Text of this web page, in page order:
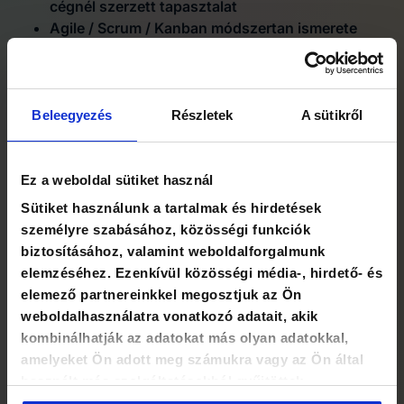
Beleegyezés Részletek A sütikről
Ez a weboldal sütiket használ
Sütiket használunk a tartalmak és hirdetések
személyre szabásához, közösségi funkciók
biztosításához, valamint weboldalforgalmunk
elemzéséhez. Ezenkívül közösségi média-, hirdető- és
elemező partnereinkkel megosztjuk az Ön
weboldalhasználatra vonatkozó adatait, akik
kombinálhatják az adatokat más olyan adatokkal,
amelyeket Ön adott meg számukra vagy az Ön által
cégnél szerzett tapasztalat
Agile / Scrum / Kanban módszertan ismerete
Figma, Notion, ClickUp, Asana vagy hasonló
projektmenedzsment eszközök használata
Technikai háttértudás (API-k, CMS-ek, webes
technológiák alapszintű ismerete)
Mit nyújtunk neked?
Versenyképes munkabért
Céges laptopot és telefont
Rugalmas munkaidőt
Hibrid munkavégzést (iroda, home office)
Iroda a Millenáris Park közelében, a II. kerületben
Rendszeres csapatépítőket, fiatalos légkört
Folyamatos tanulási és fejlődési lehetőséget